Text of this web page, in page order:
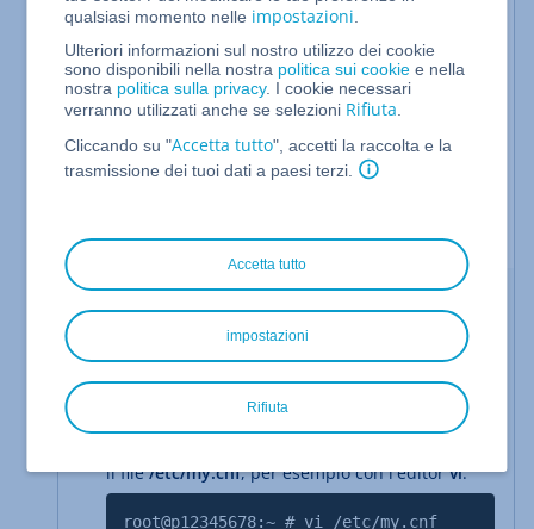
In questo articolo ti spieghiamo come rendere un
server MySQL accessibile dall'esterno.
Quando un server viene creato, normalmente non è
possibile alcun accesso esterno al server MySQL.
Tuttavia, in alcuni casi, è necessario accedere al
server MySQL attraverso la rete. Questo include
database dedicato.
Per abilitare l'accesso di rete ad un database
MySQL, modifica la configurazione del server
MySQL e riavvialo. Puoi modificare la configurazione
il file/etc/my.cnf, per esempio con l'editorvi:
root@p12345678:~ # vi /etc/my.cnf
qualsiasi momento nelle impostazioni
Ulteriori informazioni sul nostro utilizzo dei cookie
sono disponibili nella nostra politica sui cookie e nella
nostra politica sulla privacy. I cookie necessari
verranno utilizzati anche se selezioni Rifiuta
Cliccando su "Accetta tutto", accetti la raccolta e la
trasmissione dei tuoi dati a paesi terzi.
Accetta tutto
Rifiuta
impostazioni